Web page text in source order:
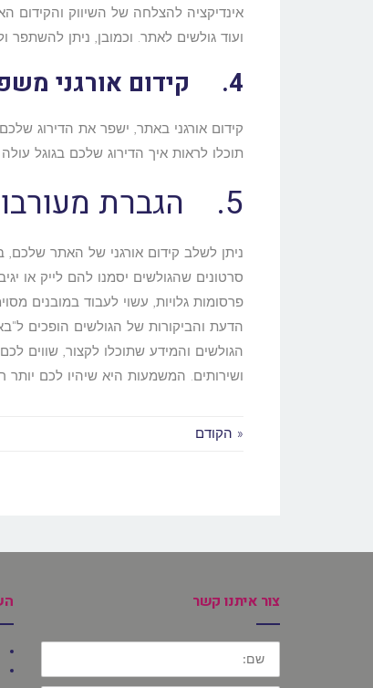
אינדיקציה להצלחה של השיווק והקידום
ועוד גולשים לאתר. וכמובן, ניתן
4. קידום אורגני משפר את הדירוג שלכם
קידום אורגני באתר, ישפר את הדירוג
תוכלו לראות איך הדירוג שלכם בגוגל
5. הגברת מעורבות והבנת קהל היעד
ניתן לשלב קידום אורגני של האתר
סרטונים שהגולשים יסמנו להם לייק או
פרסומות גלויות, עשוי לעבוד במובנים
הדעת והביקורות של הגולשים הופכים
הגולשים והמידע שתוכלו לקצור, שווים
ושירותים. המשמעות היא שיהיו לכם יותר
« הקודם
צור איתנו קשר
שם: